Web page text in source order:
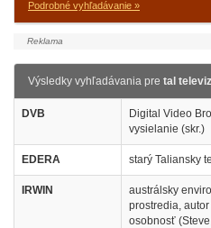
Podrobné vyhľadávanie »
Výsledky vyhľadávania pre tal
DVB
Digital Video
vysielanie (skr.)
EDERA starý Taliansky
IRWIN
austrálsky
prostredia,
osobnosť